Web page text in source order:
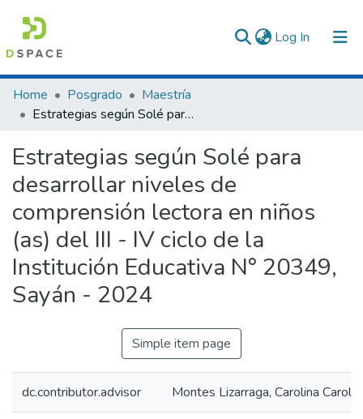
Log In (current)
Communities & Collections
All of DSpace
Statistics
Home Posgrado
Maestría
Estrategias según Solé para desarrollar niveles de comprensión lectora en niños (as) del III - IV ciclo de la Institución Educativa N° 20349, Sayán - 2024
Estrategias según Solé para
desarrollar niveles de
comprensión lectora en niños
(as) del III - IV ciclo de la
Institución Educativa N° 20349,
Sayán - 2024
Simple item page
dc.contributor.advisor Montes Lizarraga, Carolina